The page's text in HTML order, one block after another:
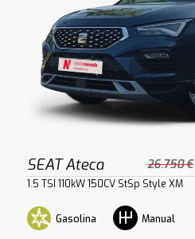
SEAT Ateca 26.750 €
1.5 TSI 110kW 150CV StSp Style XM
Gasolina Manual